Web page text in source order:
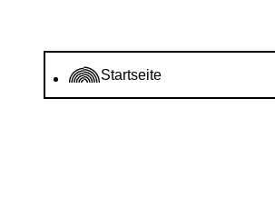
Startseite